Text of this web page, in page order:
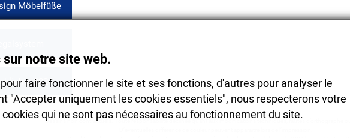
notre site web.
faire fonctionner le site et ses fonctions, d'autres pour analyser le
"Accepter uniquement les cookies essentiels", nous respecterons votre
qui ne sont pas nécessaires au fonctionnement du site.
Möbelfüße
2024
Dessins non contractuels. Toute responsabilité déclinée quant aux modifications techniques, fautes d’orthographe ou